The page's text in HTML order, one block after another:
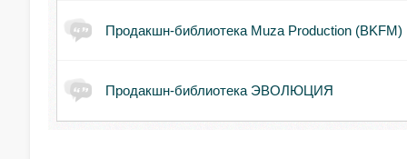
Продакшн-библиотека Muza Production (BKFM)
Продакшн-библиотека ЭВОЛЮЦИЯ